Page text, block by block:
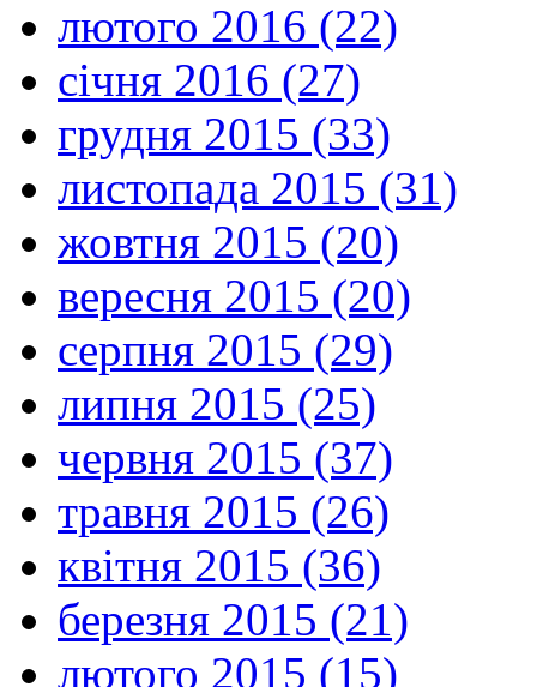
лютого 2016 (22)
січня 2016 (27)
грудня 2015 (33)
листопада 2015 (31)
жовтня 2015 (20)
вересня 2015 (20)
серпня 2015 (29)
липня 2015 (25)
червня 2015 (37)
травня 2015 (26)
квітня 2015 (36)
березня 2015 (21)
лютого 2015 (15)